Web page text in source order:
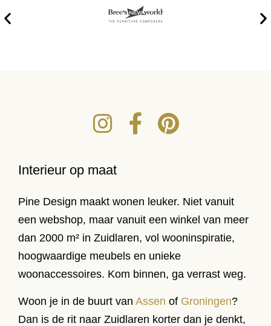
Interieur op maat
Pine Design maakt wonen leuker. Niet vanuit
een webshop, maar vanuit een winkel van meer
dan 2000 m² in Zuidlaren, vol wooninspiratie,
hoogwaardige meubels en unieke
woonaccessoires. Kom binnen, ga verrast weg.
Woon je in de buurt van Assen of Groningen?
Dan is de rit naar Zuidlaren korter dan je denkt,